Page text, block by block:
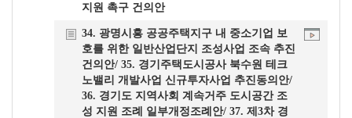
지원 촉구 건의안
34. 광명시흥 공공주택지구 내 중소기업 보
호를 위한 일반산업단지 조성사업 조속 추진
건의안/ 35. 경기주택도시공사 북수원 테크
노밸리 개발사업 신규투자사업 추진동의안/
36. 경기도 지역사회 계속거주 도시공간 조
성 지원 조례 일부개정조례안/ 37. 제3차 경